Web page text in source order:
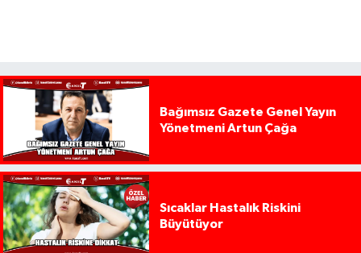
Bağımsız Gazete Genel Yayın
Yönetmeni Artun Çağa
Sıcaklar Hastalık Riskini
Büyütüyor